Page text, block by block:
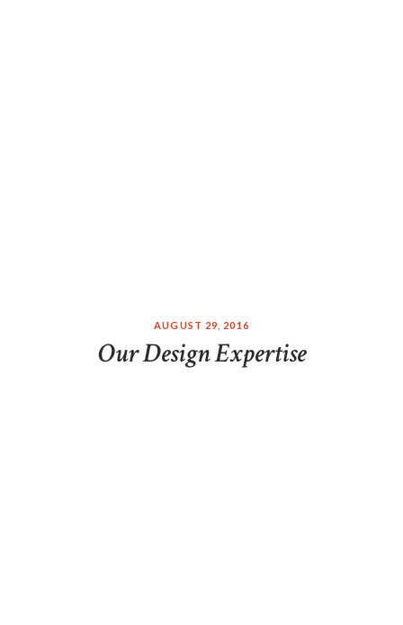
AUGUST 29, 2016
Our Design Expertise